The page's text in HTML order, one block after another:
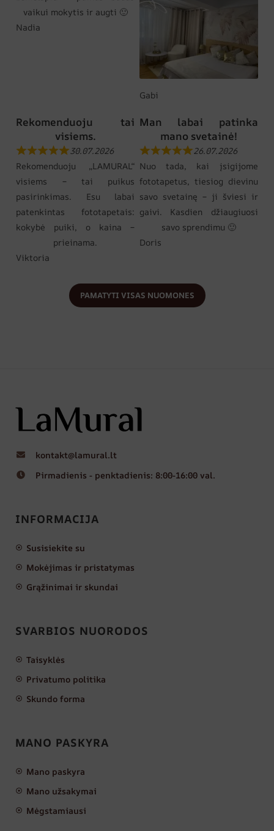
vaikui mokytis ir augti 🙂
Nadia
Gabi
Rekomenduoju tai
visiems.
30.07.2026
Rekomenduoju „LAMURAL“
visiems – tai puikus
pasirinkimas. Esu labai
patenkintas fototapetais:
kokybė puiki, o kaina –
prieinama.
Viktoria
Man labai patinka
mano svetainė!
26.07.2026
Nuo tada, kai įsigijome
fototapetus, tiesiog dievinu
savo svetainę – ji šviesi ir
gaivi. Kasdien džiaugiuosi
savo sprendimu 🙂
Doris
PAMATYTI VISAS NUOMONES
kontakt@lamural.lt
Pirmadienis - penktadienis: 8:00-16:00 val.
INFORMACIJA
Susisiekite su
Mokėjimas ir pristatymas
Grąžinimai ir skundai
SVARBIOS NUORODOS
Taisyklės
Privatumo politika
Skundo forma
MANO PASKYRA
Mano paskyra
Mano užsakymai
Mėgstamiausi